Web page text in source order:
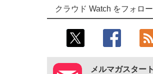
クラウド Watch をフォロ
メルマガスター